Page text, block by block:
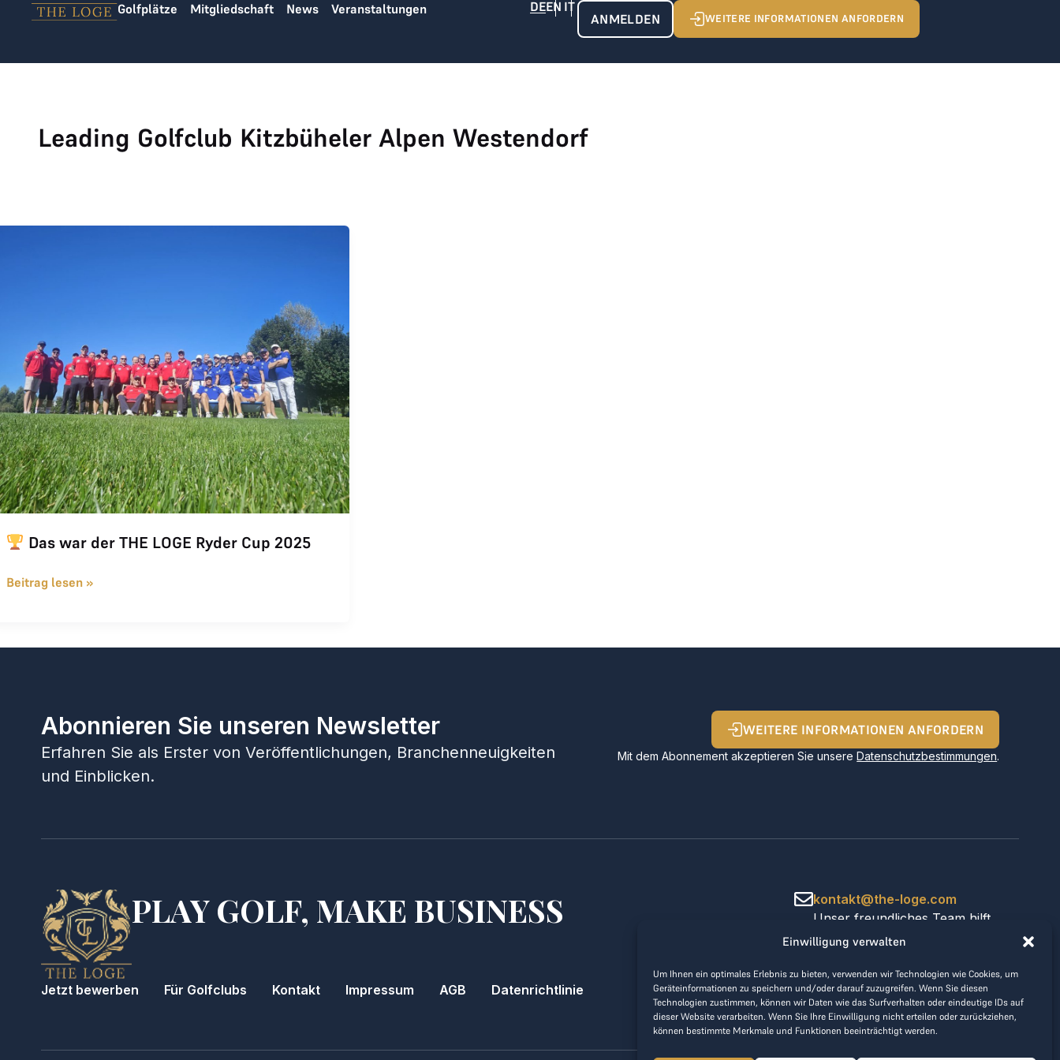
Einwilligung verwalten
Um Ihnen ein optimales Erlebnis zu bieten, verwenden wir Technologien wie Cookies, um
Geräteinformationen zu speichern und/oder darauf zuzugreifen. Wenn Sie diesen
Technologien zustimmen, können wir Daten wie das Surfverhalten oder eindeutige IDs auf
dieser Website verarbeiten. Wenn Sie Ihre Einwilligung nicht erteilen oder zurückziehen,
können bestimmte Merkmale und Funktionen beeinträchtigt werden.
Zum Inhalt springen Golfplätze Mitgliedschaft News Veranstaltungen
ANMELDEN WEITERE INFORMATIONEN ANFORDERN
Leading Golfclub Kitzbüheler Alpen Westendorf
Das war der THE LOGE Ryder Cup 2025
Beitrag lesen »
Abonnieren Sie unseren Newsletter
Erfahren Sie als Erster von Veröffentlichungen, Branchenneuigkeiten
und Einblicken.
WEITERE INFORMATIONEN ANFORDERN
Mit dem Abonnement akzeptieren Sie unsereDatenschutzbestimmungen.
PLAY GOLF, MAKE BUSINESS
Jetzt bewerben Für Golfclubs Kontakt Impressum AGB Datenrichtlinie
kontakt@the-loge.com
Unser freundliches Team hilft
Ihnen gerne weiter.
Mo-Fr von 8:00 bis 17:00 Uhr.